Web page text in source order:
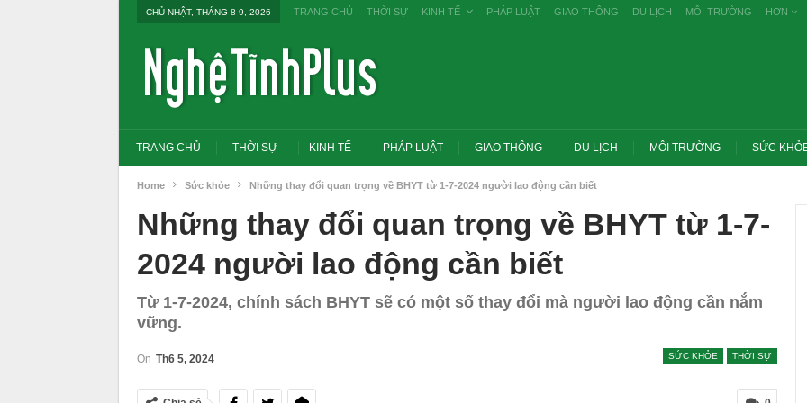
CHỦ NHẬT, THÁNG 8 9, 2026 TRANG CHỦ THỜI SỰ KINH TẾ PHÁP LUẬT GIAO THÔNG DU LỊCH MÔI TRƯỜNG HƠN
TRANG CHỦ THỜI SỰ KINH TẾ PHÁP LUẬT GIAO THÔNG DU LỊCH MÔI TRƯỜNG SỨC
Home Sức khỏe Những thay đổi quan trọng về BHYT từ 1-7-2024 người lao động cần biết
Những thay đổi quan trọng về BHYT từ 1-7-
2024 người lao động cần biết
Từ 1-7-2024, chính sách BHYT sẽ có một số thay đổi mà người lao động cần nắm
vững.
SỨC KHỎE THỜI SỰ
On Th6 5, 2024
đổi tư duy bằng cấp sang nghề nghiệp
thi THPT, công bố công khai
Trang chủ -> Bất động sản Đề xuất đánh